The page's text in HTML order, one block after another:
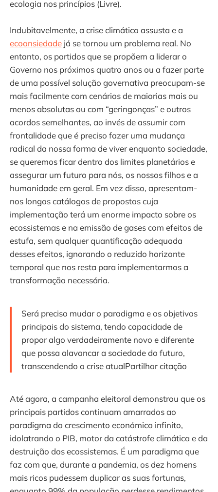
ecologia nos princípios (Livre).
Indubitavelmente, a crise climática assusta e a
ecoansiedade já se tornou um problema real. No
entanto, os partidos que se propõem a liderar o
Governo nos próximos quatro anos ou a fazer parte
de uma possível solução governativa preocupam-se
mais facilmente com cenários de maiorias mais ou
menos absolutas ou com “geringonças” e outros
acordos semelhantes, ao invés de assumir com
frontalidade que é preciso fazer uma mudança
radical da nossa forma de viver enquanto sociedade,
se queremos ficar dentro dos limites planetários e
assegurar um futuro para nós, os nossos filhos e a
humanidade em geral. Em vez disso, apresentam-
nos longos catálogos de propostas cuja
implementação terá um enorme impacto sobre os
ecossistemas e na emissão de gases com efeitos de
estufa, sem qualquer quantificação adequada
desses efeitos, ignorando o reduzido horizonte
temporal que nos resta para implementarmos a
transformação necessária.
Será preciso mudar o paradigma e os objetivos
principais do sistema, tendo capacidade de
propor algo verdadeiramente novo e diferente
que possa alavancar a sociedade do futuro,
transcendendo a crise atualPartilhar citação
Até agora, a campanha eleitoral demonstrou que os
principais partidos continuam amarrados ao
paradigma do crescimento económico infinito,
idolatrando o PIB, motor da catástrofe climática e da
destruição dos ecossistemas. É um paradigma que
faz com que, durante a pandemia, os dez homens
mais ricos pudessem duplicar as suas fortunas,